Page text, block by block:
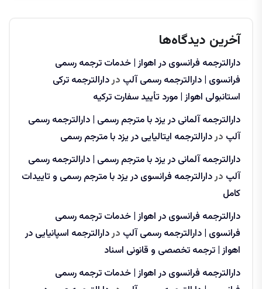
آخرین دیدگاه‌ها
دارالترجمه فرانسوی در اهواز | خدمات ترجمه رسمی
فرانسوی | دارالترجمه رسمی آلپ دردارالترجمه ترکی
استانبولی اهواز | مورد تأیید سفارت ترکیه
دارالترجمه آلمانی در یزد با مترجم رسمی | دارالترجمه رسمی
آلپ دردارالترجمه ایتالیایی در یزد با مترجم رسمی
دارالترجمه آلمانی در یزد با مترجم رسمی | دارالترجمه رسمی
آلپ دردارالترجمه فرانسوی در یزد با مترجم رسمی و تاییدات
کامل
دارالترجمه فرانسوی در اهواز | خدمات ترجمه رسمی
فرانسوی | دارالترجمه رسمی آلپ دردارالترجمه اسپانیایی در
اهواز | ترجمه تخصصی و قانونی اسناد
دارالترجمه فرانسوی در اهواز | خدمات ترجمه رسمی